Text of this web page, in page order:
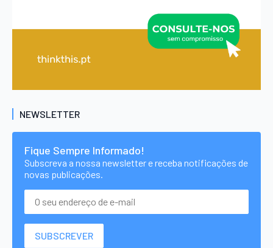
NEWSLETTER
Fique Sempre Informado!
Subscreva a nossa newsletter e receba notificações de
novas publicações.